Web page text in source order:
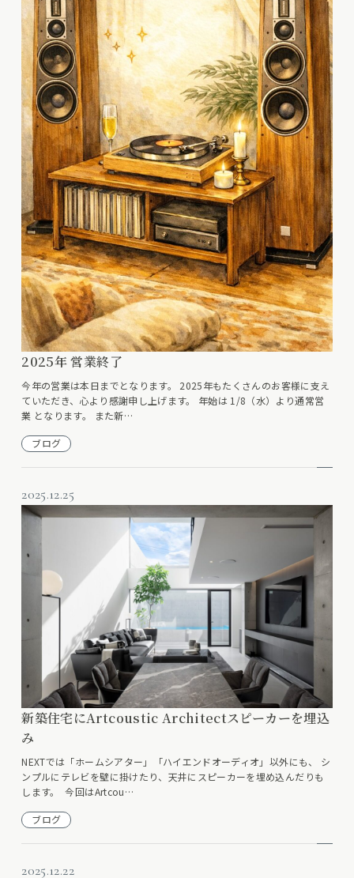
2025年 営業終了
今年の営業は本日までとなります。 2025年もたくさんのお客様に支え
ていただき、心より感謝申し上げます。 年始は 1/8（水）より通常営
業 となります。 また新…
ブログ
2025.12.25
新築住宅にArtcoustic Architectスピーカーを埋込
み
NEXTでは「ホームシアター」「ハイエンドオーディオ」以外にも、 シ
ンプルにテレビを壁に掛けたり、天井にスピーカーを埋め込んだりも
します。 今回はArtcou…
ブログ
2025.12.22